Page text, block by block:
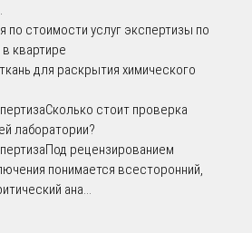
по стоимости услуг экспертизы по
квартире
для раскрытия химического
Сколько стоит проверка
лаборатории?
Под рецензированием
понимается всесторонний,
ана...